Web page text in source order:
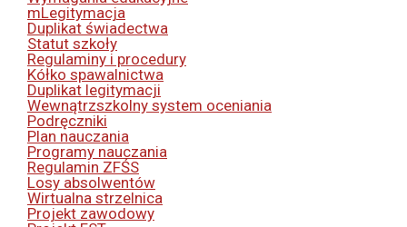
mLegitymacja
Duplikat świadectwa
Statut szkoły
Regulaminy i procedury
Kółko spawalnictwa
Duplikat legitymacji
Wewnątrzszkolny system oceniania
Podręczniki
Plan nauczania
Programy nauczania
Regulamin ZFŚS
Losy absolwentów
Wirtualna strzelnica
Projekt zawodowy